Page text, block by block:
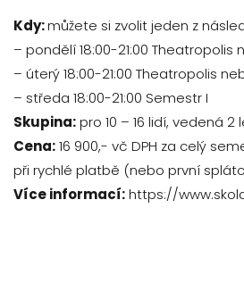
Kdy:můžete si zvolit jeden z
– pondělí 18:00-21:00 Theatropolis
– úterý 18:00-21:00 Theatropolis
– středa 18:00-21:00 Semestr I
Skupina:pro 10 – 16 lidí, vedená 2
Cena:16 900,- vč DPH za celý
při rychlé platbě (nebo první
Více informací:https://